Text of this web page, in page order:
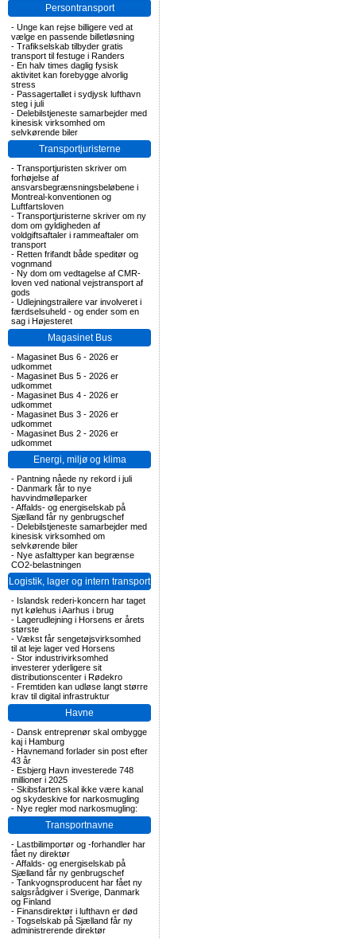
Persontransport
- Unge kan rejse billigere ved at
vælge en passende billetløsning
- Trafikselskab tilbyder gratis
transport til festuge i Randers
- En halv times daglig fysisk
aktivitet kan forebygge alvorlig
stress
- Passagertallet i sydjysk lufthavn
steg i juli
- Delebilstjeneste samarbejder med
kinesisk virksomhed om
selvkørende biler
Transportjuristerne
- Transportjuristen skriver om
forhøjelse af
ansvarsbegrænsningsbeløbene i
Montreal-konventionen og
Luftfartsloven
- Transportjuristerne skriver om ny
dom om gyldigheden af
voldgiftsaftaler i rammeaftaler om
transport
- Retten frifandt både speditør og
vognmand
- Ny dom om vedtagelse af CMR-
loven ved national vejstransport af
gods
- Udlejningstrailere var involveret i
færdselsuheld - og ender som en
sag i Højesteret
Magasinet Bus
- Magasinet Bus 6 - 2026 er
udkommet
- Magasinet Bus 5 - 2026 er
udkommet
- Magasinet Bus 4 - 2026 er
udkommet
- Magasinet Bus 3 - 2026 er
udkommet
- Magasinet Bus 2 - 2026 er
udkommet
Energi, miljø og klima
- Pantning nåede ny rekord i juli
- Danmark får to nye
havvindmølleparker
-Affalds- og energiselskab på
Sjælland får ny genbrugschef
- Delebilstjeneste samarbejder med
kinesisk virksomhed om
selvkørende biler
- Nye asfalttyper kan begrænse
CO2-belastningen
Logistik, lager og intern transport
- Islandsk rederi-koncern har taget
nyt kølehus i Aarhus i brug
- Lagerudlejning i Horsens er årets
største
- Vækst får sengetøjsvirksomhed
til at leje lager ved Horsens
- Stor industrivirksomhed
investerer yderligere sit
distributionscenter i Rødekro
- Fremtiden kan udløse langt større
krav til digital infrastruktur
Havne
- Dansk entreprenør skal ombygge
kaj i Hamburg
- Havnemand forlader sin post efter
43 år
- Esbjerg Havn investerede 748
millioner i 2025
- Skibsfarten skal ikke være kanal
og skydeskive for narkosmugling
- Nye regler mod narkosmugling:
Transportnavne
- Lastbilimportør og -forhandler har
fået ny direktør
-Affalds- og energiselskab på
Sjælland får ny genbrugschef
- Tankvognsproducent har fået ny
salgsrådgiver i Sverige, Danmark
og Finland
- Finansdirektør i lufthavn er død
- Togselskab på Sjælland får ny
administrerende direktør